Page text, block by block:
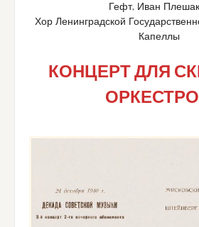
Гефт, Иван
Хор Ленинградской
Капеллы
КОНЦЕРТ ДЛЯ